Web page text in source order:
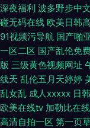
深夜福利 波多野步中
碰无码在线 欧美日韩
91视频污导航 国产啪
一区二区 国产乱伦免
版 三级黄色视频网址
线天 乱伦五月天婷婷
乱女乱 成人xxxxx 日
欧美在线tv 加勒比在
高清自拍一区 第一页